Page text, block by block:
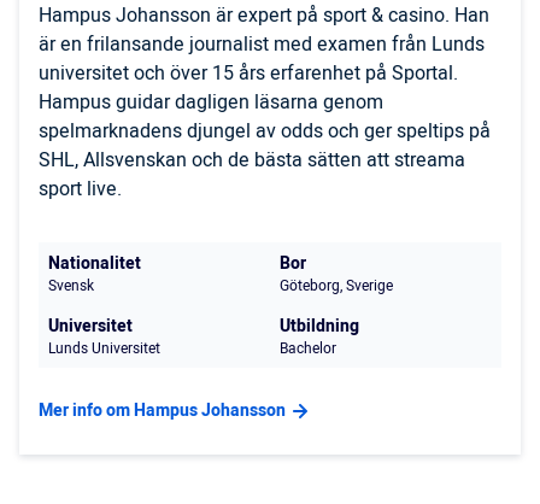
Hampus Johansson är expert på sport & casino. Han
är en frilansande journalist med examen från Lunds
universitet och över 15 års erfarenhet på Sportal.
Hampus guidar dagligen läsarna genom
spelmarknadens djungel av odds och ger speltips på
SHL, Allsvenskan och de bästa sätten att streama
sport live.
Nationalitet
Svensk
Bor
Göteborg, Sverige
Universitet
Lunds Universitet
Utbildning
Bachelor
Mer info om Hampus Johansson